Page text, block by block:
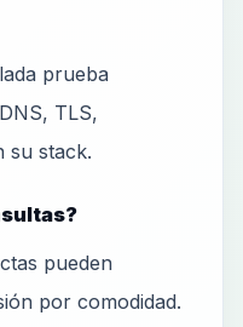
prueba
TLS,
su stack.
pueden
por comodidad.